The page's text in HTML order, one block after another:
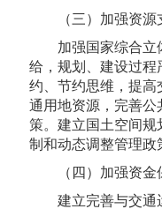
（三）加强资源
加强国家综合立
给，规划、建设过程
约、节约思维，提高
通用地资源，完善公
策。建立国土空间规
制和动态调整管理政
（四）加强资金
建立完善与交通